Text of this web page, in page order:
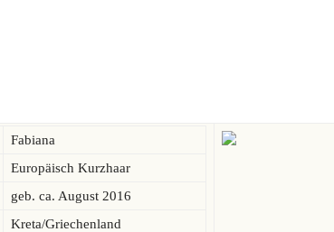
Fabiana
Europäisch Kurzhaar
geb. ca. August 2016
Kreta/Griechenland